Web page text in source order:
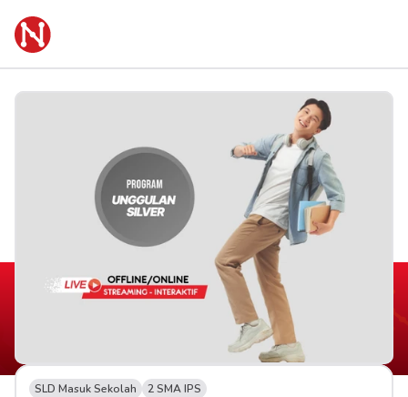
SLD Masuk Sekolah 2 SMA IPS